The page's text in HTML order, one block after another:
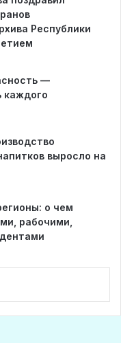
Республики
—
каждого
выросло на
о чем
рабочими,